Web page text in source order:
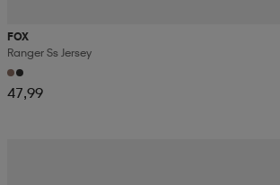
FOX
Ranger Ss Jersey
47,99